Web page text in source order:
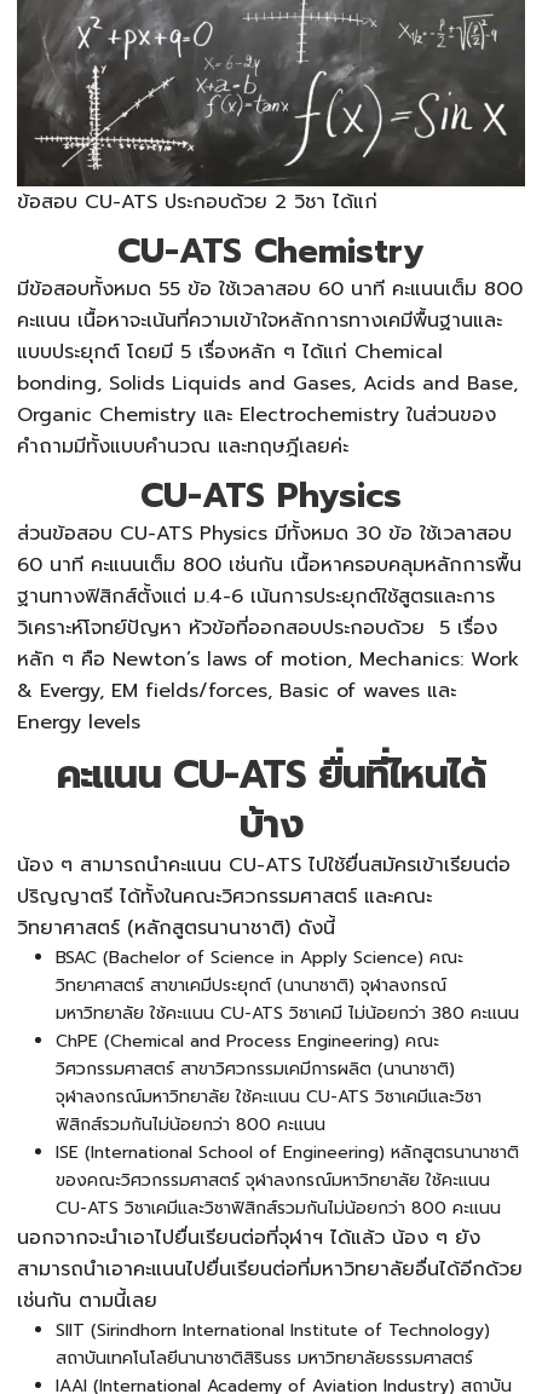
ข้อสอบ CU-ATS ประกอบด้วย 2 วิชา ได้แก่
CU-ATS Chemistry​
มีข้อสอบทั้งหมด 55 ข้อ ใช้เวลาสอบ 60 นาที คะแนนเต็ม 800
คะแนน เนื้อหาจะเน้นที่ความเข้าใจหลักการทางเคมีพื้นฐานและ
แบบประยุกต์ โดยมี 5 เรื่องหลัก ๆ ได้แก่ Chemical
bonding, Solids Liquids and Gases, Acids and Base,
Organic Chemistry และ Electrochemistry ในส่วนของ
คำถามมีทั้งแบบคำนวณ และทฤษฎีเลยค่ะ
CU-ATS Physics
ส่วนข้อสอบ CU-ATS Physics มีทั้งหมด 30 ข้อ ใช้เวลาสอบ
60 นาที คะแนนเต็ม 800 เช่นกัน เนื้อหาครอบคลุมหลักการพื้น
ฐานทางฟิสิกส์ตั้งแต่ ม.4-6 เน้นการประยุกต์ใช้สูตรและการ
วิเคราะห์โจทย์ปัญหา หัวข้อที่ออกสอบประกอบด้วย 5 เรื่อง
หลัก ๆ คือ Newton’s laws of motion, Mechanics: Work
& Evergy, EM fields/forces, Basic of waves และ
Energy levels
คะแนน CU-ATS ยื่นที่ไหนได้
บ้าง​
น้อง ๆ สามารถนำคะแนน CU-ATS ไปใช้ยื่นสมัครเข้าเรียนต่อ
ปริญญาตรี ได้ทั้งในคณะวิศวกรรมศาสตร์ และคณะ
วิทยาศาสตร์ (หลักสูตรนานาชาติ) ดังนี้
BSAC (Bachelor of Science in Apply Science) คณะ
วิทยาศาสตร์ สาขาเคมีประยุกต์ (นานาชาติ) จุฬาลงกรณ์
มหาวิทยาลัย ใช้คะแนนCU-ATS วิชาเคมี ไม่น้อยกว่า 380 คะแนน
ChPE (Chemical and Process Engineering) คณะ
วิศวกรรมศาสตร์ สาขาวิศวกรรมเคมีการผลิต (นานาชาติ)
จุฬาลงกรณ์มหาวิทยาลัย ใช้คะแนนCU-ATS วิชาเคมีและวิชา
ฟิสิกส์รวมกันไม่น้อยกว่า 800 คะแนน
ISE (International School of Engineering) หลักสูตรนานาชาติ
ของคณะวิศวกรรมศาสตร์ จุฬาลงกรณ์มหาวิทยาลัย ใช้คะแนน
CU-ATS วิชาเคมีและวิชาฟิสิกส์รวมกันไม่น้อยกว่า 800 คะแนน
นอกจากจะนำเอาไปยื่นเรียนต่อที่จุฬาฯ ได้แล้ว น้อง ๆ ยัง
สามารถนำเอาคะแนนไปยื่นเรียนต่อที่มหาวิทยาลัยอื่นได้อีกด้วย
เช่นกัน ตามนี้เลย
SIIT (Sirindhorn International Institute of Technology)
สถาบันเทคโนโลยีนานาชาติสิรินธร มหาวิทยาลัยธรรมศาสตร์
IAAI (International Academy of Aviation Industry) สถาบัน